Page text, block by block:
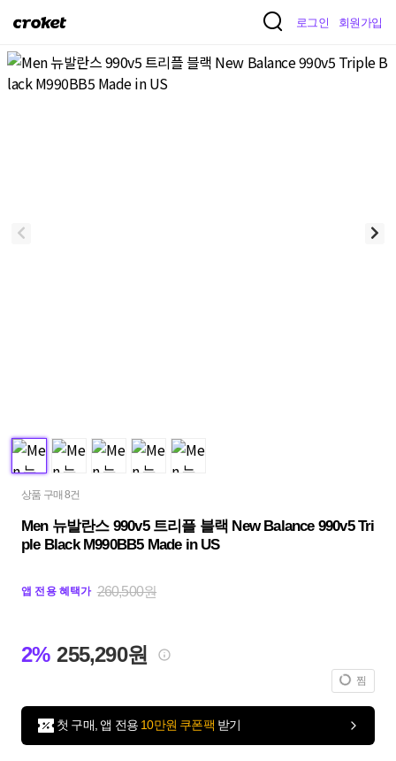
크
켓
로그인 회원가입
상품 구매 8건
Men 뉴발란스 990v5 트리플 블랙 New Balance 990v5 Tri
ple Black M990BB5 Made in US
앱 전용 혜택가 260,500원
2% 255,290원
찜
첫 구매, 앱 전용 10만원 쿠폰팩 받기